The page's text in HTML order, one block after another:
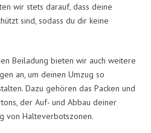
wir stets darauf, dass deine
sind, sodass du dir keine
Beiladung bieten wir auch weitere
an, um deinen Umzug so
Dazu gehören das Packen und
der Auf- und Abbau deiner
von Halteverbotszonen.